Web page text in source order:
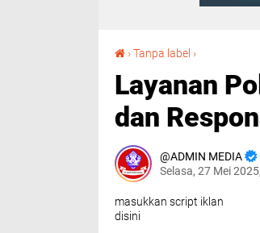
›Tanpa label ›
Layanan
dan
ADMIN MEDIA
Selasa, 27 Mei
masukkan script iklan
disini